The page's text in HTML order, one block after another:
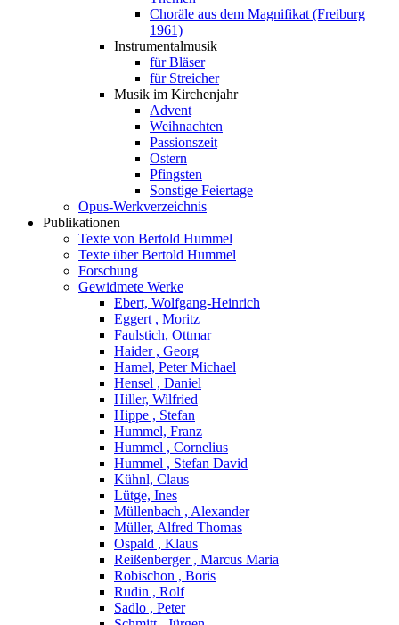
Choräle aus dem Magnifikat (Freiburg
1961)
Instrumentalmusik
für Bläser
für Streicher
Musik im Kirchenjahr
Advent
Weihnachten
Passionszeit
Ostern
Pfingsten
Sonstige Feiertage
Opus-Werkverzeichnis
Publikationen
Texte von Bertold Hummel
Texte über Bertold Hummel
Forschung
Gewidmete Werke
Ebert, Wolfgang-Heinrich
Eggert , Moritz
Faulstich, Ottmar
Haider , Georg
Hamel, Peter Michael
Hensel , Daniel
Hiller, Wilfried
Hippe , Stefan
Hummel, Franz
Hummel , Cornelius
Hummel , Stefan David
Kühnl, Claus
Lütge, Ines
Müllenbach , Alexander
Müller, Alfred Thomas
Ospald , Klaus
Reißenberger , Marcus Maria
Robischon , Boris
Rudin , Rolf
Sadlo , Peter